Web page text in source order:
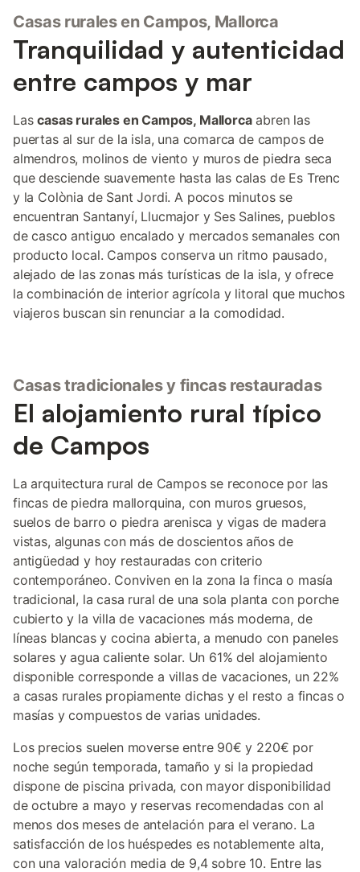
Casas rurales en Campos, Mallorca
Tranquilidad y autenticidad
entre campos y mar
Lascasas rurales en Campos, Mallorcaabren las
puertas al sur de la isla, una comarca de campos de
almendros, molinos de viento y muros de piedra seca
que desciende suavemente hasta las calas de Es Trenc
y la Colònia de Sant Jordi. A pocos minutos se
encuentran Santanyí, Llucmajor y Ses Salines, pueblos
de casco antiguo encalado y mercados semanales con
producto local. Campos conserva un ritmo pausado,
alejado de las zonas más turísticas de la isla, y ofrece
la combinación de interior agrícola y litoral que muchos
viajeros buscan sin renunciar a la comodidad.
Casas tradicionales y fincas restauradas
El alojamiento rural típico
de Campos
La arquitectura rural de Campos se reconoce por las
fincas de piedra mallorquina, con muros gruesos,
suelos de barro o piedra arenisca y vigas de madera
vistas, algunas con más de doscientos años de
antigüedad y hoy restauradas con criterio
contemporáneo. Conviven en la zona la finca o masía
tradicional, la casa rural de una sola planta con porche
cubierto y la villa de vacaciones más moderna, de
líneas blancas y cocina abierta, a menudo con paneles
solares y agua caliente solar. Un 61% del alojamiento
disponible corresponde a villas de vacaciones, un 22%
a casas rurales propiamente dichas y el resto a fincas o
masías y compuestos de varias unidades.
Los precios suelen moverse entre 90€ y 220€ por
noche según temporada, tamaño y si la propiedad
dispone de piscina privada, con mayor disponibilidad
de octubre a mayo y reservas recomendadas con al
menos dos meses de antelación para el verano. La
satisfacción de los huéspedes es notablemente alta,
con una valoración media de 9,4 sobre 10. Entre las